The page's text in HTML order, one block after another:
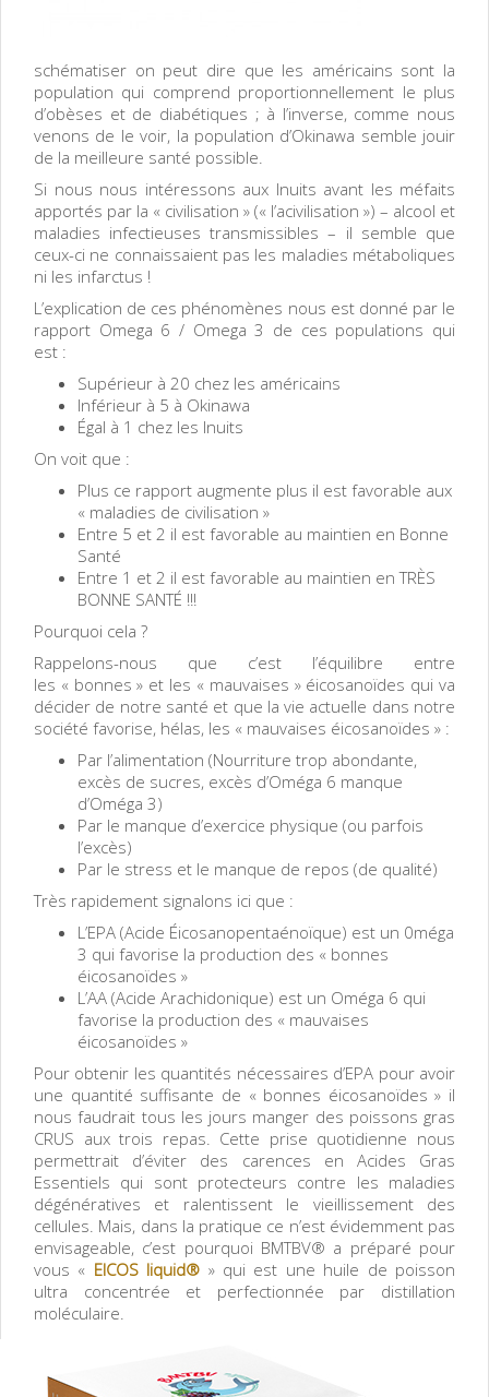
schématiser on peut dire que les américains sont la
population qui comprend proportionnellement le plus
d’obèses et de diabétiques ; à l’inverse, comme nous
venons de le voir, la population d’Okinawa semble jouir
de la meilleure santé possible.
Si nous nous intéressons aux Inuits avant les méfaits
apportés par la « civilisation » (« l’acivilisation ») – alcool et
maladies infectieuses transmissibles – il semble que
ceux-ci ne connaissaient pas les maladies métaboliques
ni les infarctus !
L’explication de ces phénomènes nous est donné par le
rapport Omega 6 / Omega 3 de ces populations qui
est :
Supérieur à 20 chez les américains
Inférieur à 5 à Okinawa
Égal à 1 chez les Inuits
On voit que :
Plus ce rapport augmente plus il est favorable aux
« maladies de civilisation »
Entre 5 et 2 il est favorable au maintien en Bonne
Santé
Entre 1 et 2 il est favorable au maintien en TRÈS
BONNE SANTÉ !!!
Pourquoi cela ?
Rappelons-nous que c’est l’équilibre entre
les « bonnes » et les « mauvaises » éicosanoïdes qui va
décider de notre santé et que la vie actuelle dans notre
société favorise, hélas, les « mauvaises éicosanoïdes » :
Par l’alimentation (Nourriture trop abondante,
excès de sucres, excès d’Oméga 6 manque
d’Oméga 3)
Par le manque d’exercice physique (ou parfois
l’excès)
Par le stress et le manque de repos (de qualité)
Très rapidement signalons ici que :
L’EPA (Acide Éicosanopentaénoïque) est un 0méga
3 qui favorise la production des « bonnes
éicosanoïdes »
L’AA (Acide Arachidonique) est un Oméga 6 qui
favorise la production des « mauvaises
éicosanoïdes »
Pour obtenir les quantités nécessaires d’EPA pour avoir
une quantité suffisante de « bonnes éicosanoïdes » il
nous faudrait tous les jours manger des poissons gras
CRUS aux trois repas. Cette prise quotidienne nous
permettrait d’éviter des carences en Acides Gras
Essentiels qui sont protecteurs contre les maladies
dégénératives et ralentissent le vieillissement des
cellules. Mais, dans la pratique ce n’est évidemment pas
envisageable, c’est pourquoi BMTBV® a préparé pour
vous « EICOS liquid® » qui est une huile de poisson
ultra concentrée et perfectionnée par distillation
moléculaire.